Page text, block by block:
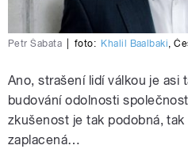
Petr Šabata foto: Khalil Baalbaki,
Ano, strašení lidí válkou je asi
budování odolnosti
zkušenost je tak podobná,
zaplacená…